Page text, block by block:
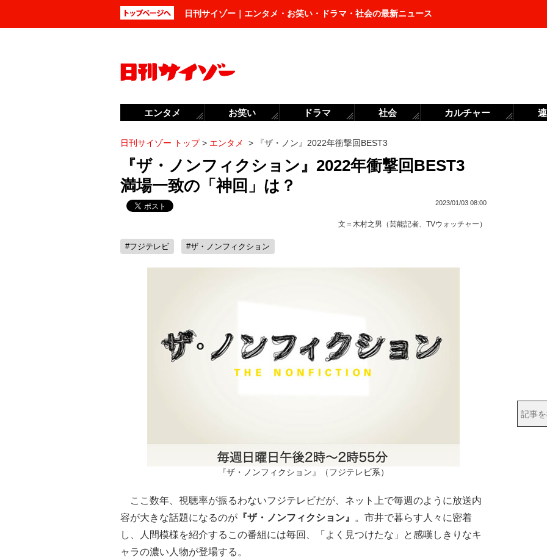
日刊サイゾー｜エンタメ・お笑い・ドラマ・社会の最新ニュース
日刊サイゾー トップ> エンタメ > 『ザ・ノン』2022年衝撃回BEST3
『ザ・ノンフィクション』2022年衝撃回BEST3
満場一致の「神回」は？
2023/01/03 08:00
文＝ 木村之男（芸能記者、TVウォッチャー）
#フジテレビ #ザ・ノンフィクション
『ザ・ノンフィクション』（フジテレビ系）
ここ数年、視聴率が振るわないフジテレビだが、ネット上で毎週のように放送内
容が大きな話題になるのが 『ザ・ノンフィクション』
。市井で暮らす人々に密着
し、人間模様を紹介するこの番組には毎回、「よく見つけたな」と感嘆しきりなキ
ャラの濃い人物が登場する。
エンタメ お笑い ドラマ 社会 カルチャー